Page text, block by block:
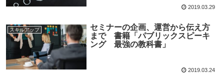
2019.03.29
スキルアップ
セミナーの企画、運営から伝え方
まで 書籍「パブリックスピーキ
ング 最強の教科書」
2019.03.24